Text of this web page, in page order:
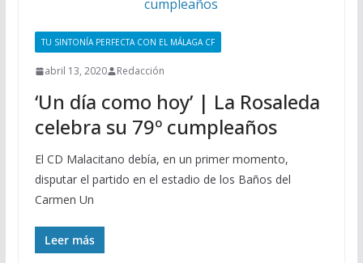
TU SINTONÍA PERFECTA CON EL MÁLAGA CF
abril 13, 2020 Redacción
‘Un día como hoy’ | La Rosaleda
celebra su 79º cumpleaños
El CD Malacitano debía, en un primer momento,
disputar el partido en el estadio de los Baños del
Carmen Un
Leer más